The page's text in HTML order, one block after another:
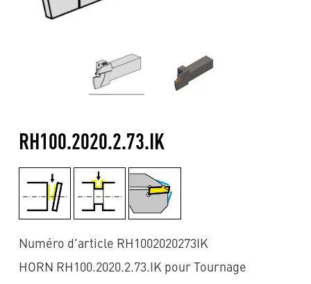
RH100.2020.2.73.IK
Numéro d'article RH1002020273IK
HORN RH100.2020.2.73.IK pour Tournage